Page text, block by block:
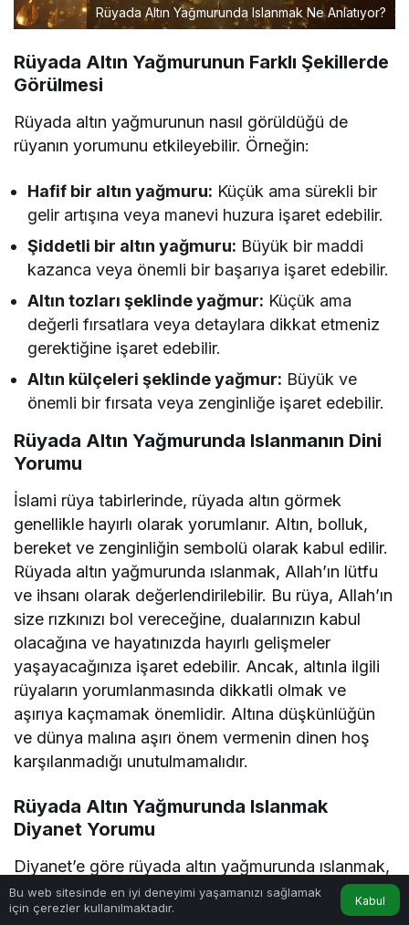
Rüyada Altın Yağmurunda Islanmak Ne Anlatıyor?
Rüyada Altın Yağmurunun Farklı Şekillerde
Görülmesi
Rüyada altın yağmurunun nasıl görüldüğü de
rüyanın yorumunu etkileyebilir. Örneğin:
Hafif bir altın yağmuru: Küçük ama sürekli bir
gelir artışına veya manevi huzura işaret edebilir.
Şiddetli bir altın yağmuru: Büyük bir maddi
kazanca veya önemli bir başarıya işaret edebilir.
Altın tozları şeklinde yağmur: Küçük ama
değerli fırsatlara veya detaylara dikkat etmeniz
gerektiğine işaret edebilir.
Altın külçeleri şeklinde yağmur: Büyük ve
önemli bir fırsata veya zenginliğe işaret edebilir.
Rüyada Altın Yağmurunda Islanmanın Dini
Yorumu
İslami rüya tabirlerinde, rüyada altın görmek
genellikle hayırlı olarak yorumlanır. Altın, bolluk,
bereket ve zenginliğin sembolü olarak kabul edilir.
Rüyada altın yağmurunda ıslanmak, Allah’ın lütfu
ve ihsanı olarak değerlendirilebilir. Bu rüya, Allah’ın
size rızkınızı bol vereceğine, dualarınızın kabul
olacağına ve hayatınızda hayırlı gelişmeler
yaşayacağınıza işaret edebilir. Ancak, altınla ilgili
rüyaların yorumlanmasında dikkatli olmak ve
aşırıya kaçmamak önemlidir. Altına düşkünlüğün
ve dünya malına aşırı önem vermenin dinen hoş
karşılanmadığı unutulmamalıdır.
Rüyada Altın Yağmurunda Islanmak
Diyanet Yorumu
Diyanet’e göre rüyada altın yağmurunda ıslanmak,
kişinin Allah tarafından bolluk, bereket ve
nimetlerle ödüllendirileceğine delalet eder. Bu rüya,
Bu web sitesinde en iyi deneyimi yaşamanızı sağlamak
için çerezler kullanılmaktadır.
Kabul
Anasayfa Hesabım